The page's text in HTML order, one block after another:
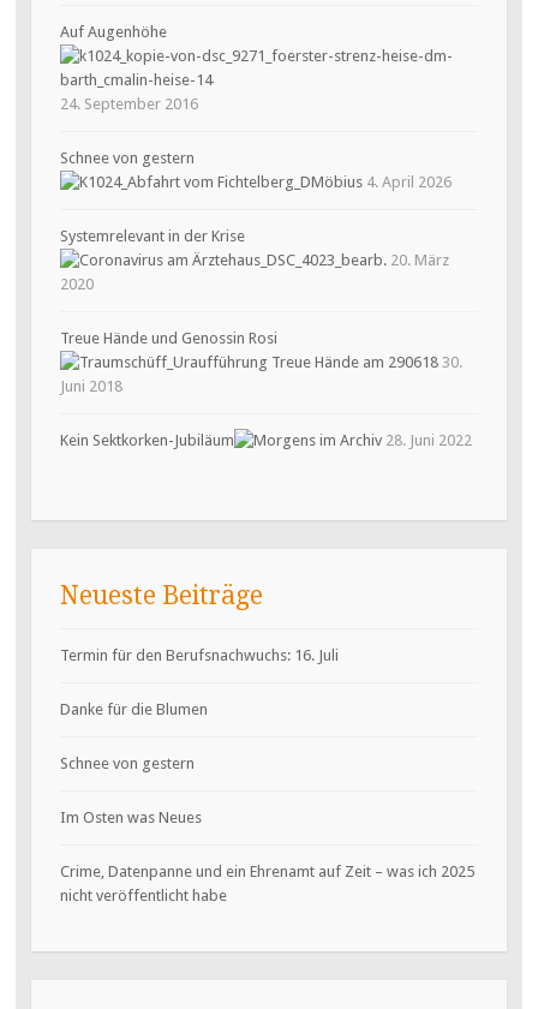
Auf Augenhöhe
24. September 2016
Schnee von gestern
4. April 2026
Systemrelevant in der Krise
20. März
2020
Treue Hände und Genossin Rosi
30.
Juni 2018
Kein Sektkorken-Jubiläum 28. Juni 2022
Neueste Beiträge
Termin für den Berufsnachwuchs: 16. Juli
Danke für die Blumen
Schnee von gestern
Im Osten was Neues
Crime, Datenpanne und ein Ehrenamt auf Zeit – was ich 2025
nicht veröffentlicht habe